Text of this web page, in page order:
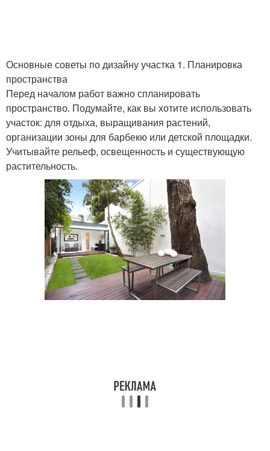
Основные советы по дизайну участка 1. Планировка
пространства
Перед началом работ важно спланировать
пространство. Подумайте, как вы хотите использовать
участок: для отдыха, выращивания растений,
организации зоны для барбекю или детской площадки.
Учитывайте рельеф, освещенность и существующую
растительность.